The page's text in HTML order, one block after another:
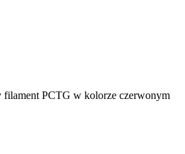
filament PCTG w kolorze czerwonym